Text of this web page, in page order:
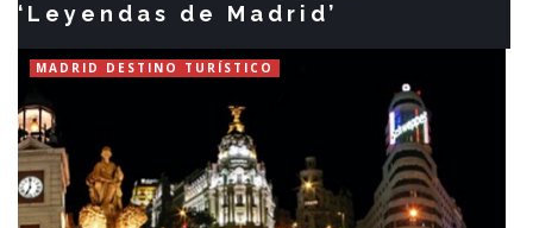
‘Leyendas de Madrid’
MADRID DESTINO TURÍSTICO